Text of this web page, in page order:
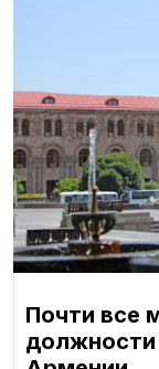
Почти все
должности